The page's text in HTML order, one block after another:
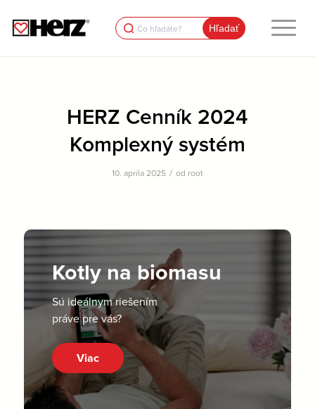
Search
for:
HERZ Cenník 2024
Komplexný systém
10. apríla 2025 / od root
Kotly na biomasu
Sú ideálnym riešením
práve pre vás?
Viac